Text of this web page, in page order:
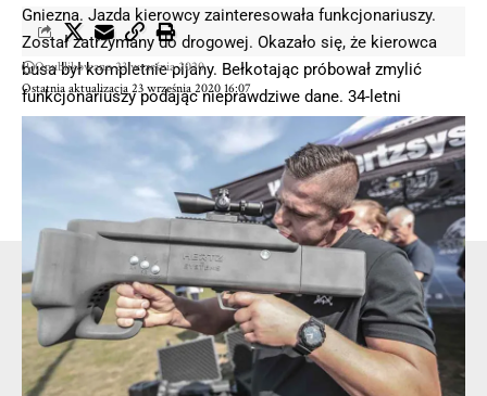
Gniezna. Jazda kierowcy zainteresowała funkcjonariuszy.
Został zatrzymany do drogowej. Okazało się, że kierowca
busa był kompletnie pijany. Bełkotając próbował zmylić
funkcjonariuszy podając nieprawdziwe dane. 34-letni
mężczyzna wydmuchał 1,6 promila alkoholu.
Pasażer powiedział policjantom, że pili w domu alkohol, a
gdy go zabrakło postanowili pojechać do nocnego sklepu,
- Reklama -
Ostatnia aktualizacja 23 września 2020 16:07
Opublikowano 23 września 2020